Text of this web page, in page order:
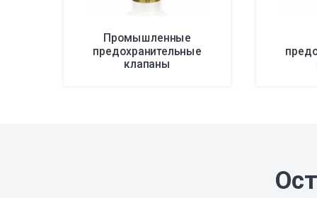
Промышленные
предохранительные
клапаны